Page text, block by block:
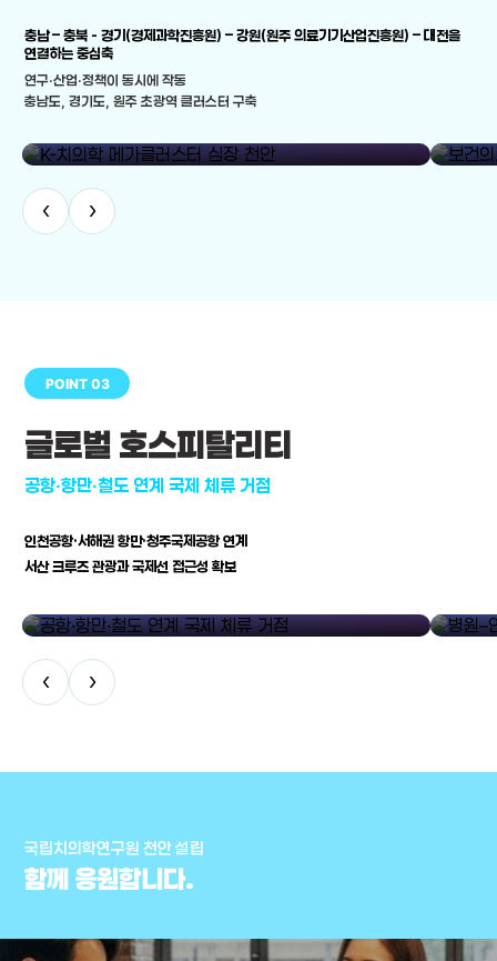
충남 – 충북 - 경기(경제과학진흥원) – 강원(원주 의료기기산업진흥원) – 대전을
연결하는 중심축
연구·산업·정책이 동시에 작동
충남도, 경기도, 원주 초광역 클러스터 구축
‹ ›
POINT 03
글로벌 호스피탈리티
공항·항만·철도 연계 국제 체류 거점
인천공항·서해권 항만·청주국제공항 연계
서산 크루즈 관광과 국제선 접근성 확보
‹ ›
국립치의학연구원 천안 설립
함께 응원합니다.